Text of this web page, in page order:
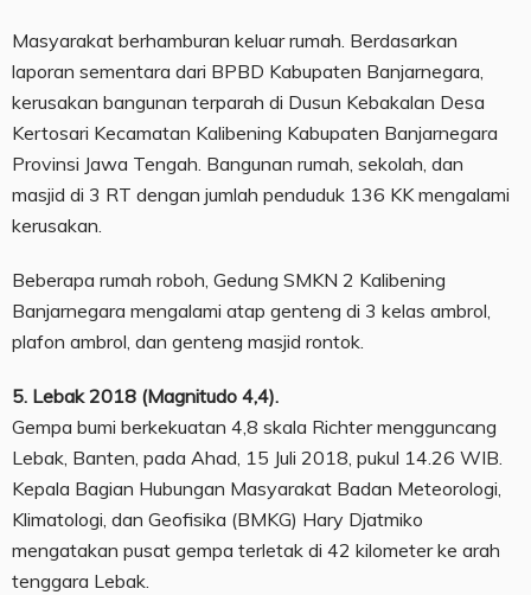
Masyarakat berhamburan keluar rumah. Berdasarkan
laporan sementara dari BPBD Kabupaten Banjarnegara,
kerusakan bangunan terparah di Dusun Kebakalan Desa
Kertosari Kecamatan Kalibening Kabupaten Banjarnegara
Provinsi Jawa Tengah. Bangunan rumah, sekolah, dan
masjid di 3 RT dengan jumlah penduduk 136 KK mengalami
kerusakan.
Beberapa rumah roboh, Gedung SMKN 2 Kalibening
Banjarnegara mengalami atap genteng di 3 kelas ambrol,
plafon ambrol, dan genteng masjid rontok.
5. Lebak 2018 (Magnitudo 4,4).
Gempa bumi berkekuatan 4,8 skala Richter mengguncang
Lebak, Banten, pada Ahad, 15 Juli 2018, pukul 14.26 WIB.
Kepala Bagian Hubungan Masyarakat Badan Meteorologi,
Klimatologi, dan Geofisika (BMKG) Hary Djatmiko
mengatakan pusat gempa terletak di 42 kilometer ke arah
tenggara Lebak.